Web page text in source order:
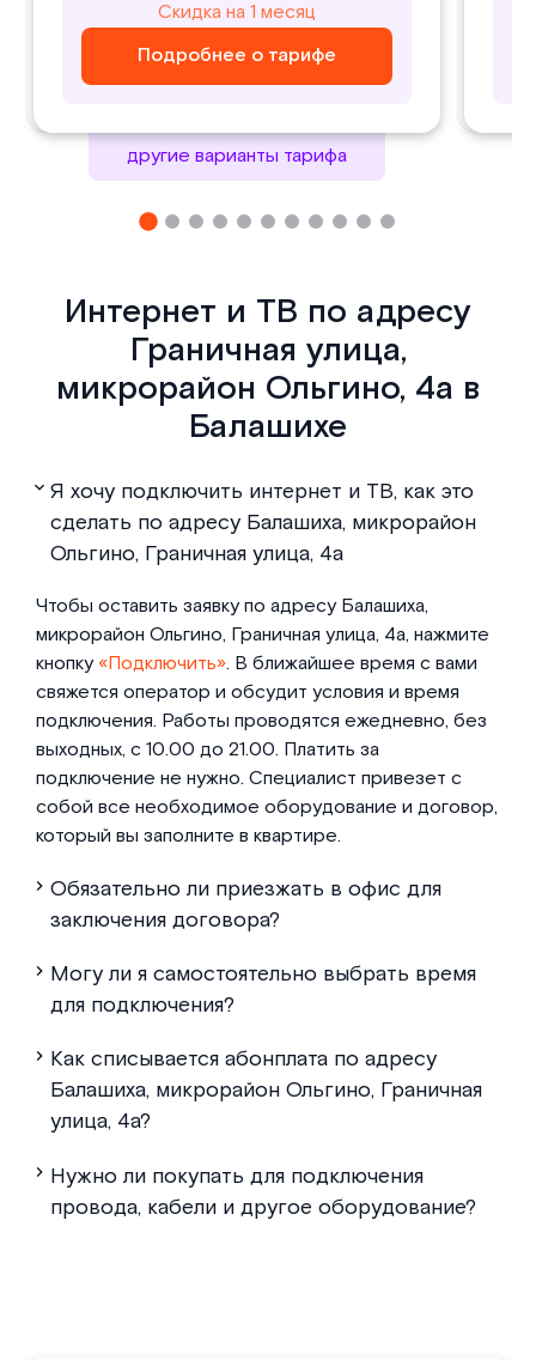
Скидка на 1 месяц
Подробнее о тарифе
Скидка на 1 месяц
Подробнее о тарифе
₽/ месяц
Подробнее о тарифе
₽/ месяц
Подробнее о тарифе
другие варианты тарифа
Интернет и ТВ по адресу
Граничная улица,
микрорайон Ольгино, 4а в
Балашихе
Я хочу подключить интернет и ТВ, как это
сделать по адресу Балашиха, микрорайон
Ольгино, Граничная улица, 4а
Чтобы оставить заявку по адресу Балашиха,
микрорайон Ольгино, Граничная улица, 4а, нажмите
кнопку«Подключить». В ближайшее время с вами
свяжется оператор и обсудит условия и время
подключения. Работы проводятся ежедневно, без
выходных, с 10.00 до 21.00. Платить за
подключение не нужно. Специалист привезет с
собой все необходимое оборудование и договор,
который вы заполните в квартире.
Обязательно ли приезжать в офис для
заключения договора?
Могу ли я самостоятельно выбрать время
для подключения?
Как списывается абонплата по адресу
Балашиха, микрорайон Ольгино, Граничная
улица, 4а?
Нужно ли покупать для подключения
провода, кабели и другое оборудование?